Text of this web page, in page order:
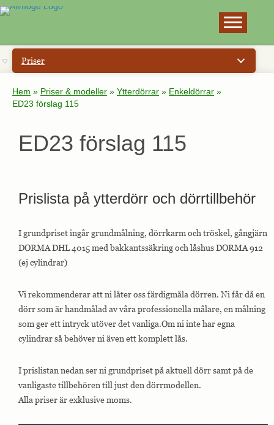
Priser
Hem » Priser & modeller » Ytterdörrar » Enkeldörrar »
ED23 förslag 115
ED23 förslag 115
Prislista på ytterdörr och dörrtillbehör
I grundpriset ingår grundmålning, dörrkarm och tröskel, gångjärn
DORMA DHL 4015 med bakkantssäkring och låshus DORMA 912
(ej cylindrar)
Vi rekommenderar att ni låter oss färdigmåla dörren. Ni får då en
dörr som är handmålad av våra professionella målare, en målning
som ger ett intryck utöver det vanliga.Om ni inte har egna
cylindrar så behöver ni även ett komplett lås.
I prislistan nedan ser ni grundpriset på aktuell dörr samt på de
vanligaste tillbehören till just den dörrmodellen.
Alla priser är exklusive moms.